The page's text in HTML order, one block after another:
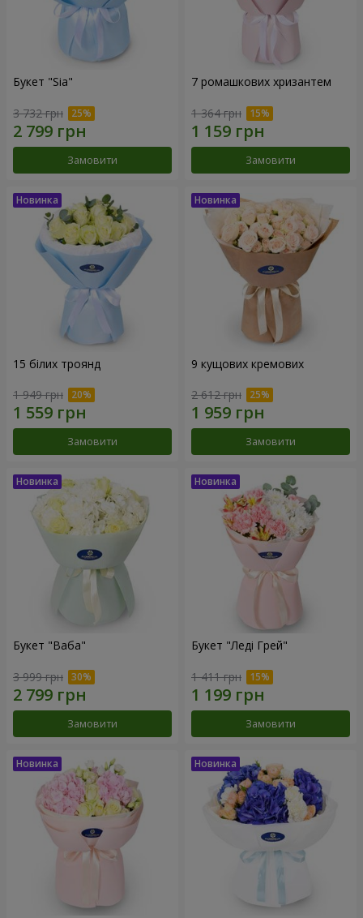
Букет "Sia"
3 732 грн
Замовити
7 ромашкових хризантем
1 364 грн
Замовити
15 білих троянд
1 949 грн
Замовити
9 кущових кремових
2 612 грн
Замовити
Букет "Ваба"
3 999 грн
Замовити
Букет "Леді Грей"
1 411 грн
Замовити